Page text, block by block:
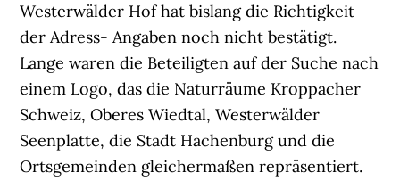
Westerwälder Hof hat bislang die Richtigkeit
der Adress- Angaben noch nicht bestätigt.
Lange waren die Beteiligten auf der Suche nach
einem Logo, das die Naturräume Kroppacher
Schweiz, Oberes Wiedtal, Westerwälder
Seenplatte, die Stadt Hachenburg und die
Ortsgemeinden gleichermaßen repräsentiert.